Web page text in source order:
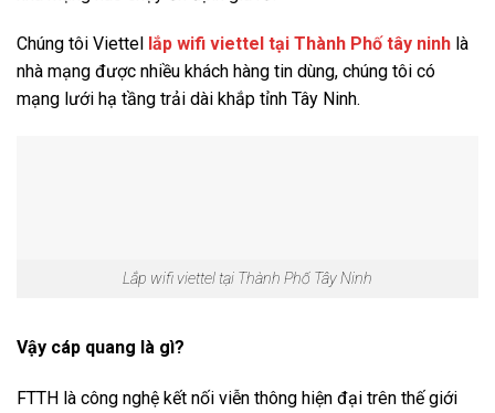
Chúng tôi Viettel lắp wifi viettel tại Thành Phố tây ninh là
nhà mạng được nhiều khách hàng tin dùng, chúng tôi có
mạng lưới hạ tầng trải dài khắp tỉnh Tây Ninh.
Lắp wifi viettel tại Thành Phố Tây Ninh
Vậy cáp quang là gì?
FTTH là công nghệ kết nối viễn thông hiện đại trên thế giới